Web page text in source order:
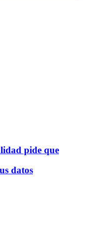
pide que
datos